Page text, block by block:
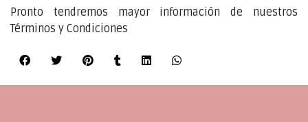
Pronto tendremos mayor información de nuestros
Términos y Condiciones